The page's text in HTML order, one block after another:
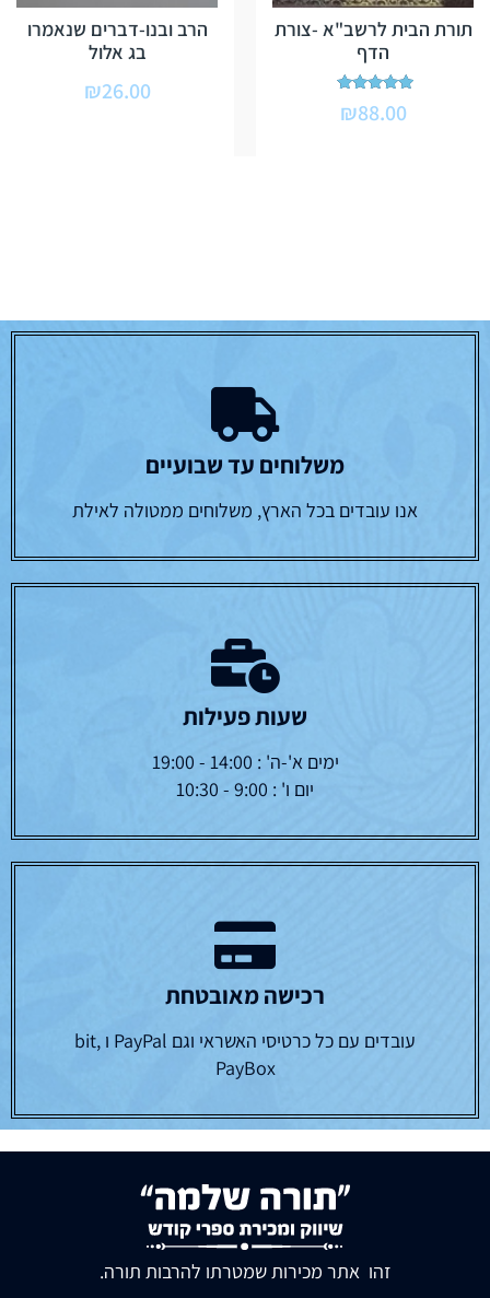
תורת הבית לרשב"א -צורת
הדף
דורג
5.00
₪88.00
הרב ובנו-דברים שנאמרו
בג אלול
₪26.00
משלוחים עד שבועיים
אנו עובדים בכל הארץ, משלוחים ממטולה לאילת
שעות פעילות
ימים א'-ה' : 14:00 - 19:00
יום ו' : 9:00 - 10:30
רכישה מאובטחת
עובדים עם כל כרטיסי האשראי וגם PayPal ו bit,
PayBox
זהו אתר מכירות שמטרתו להרבות תורה.